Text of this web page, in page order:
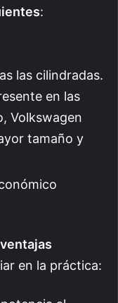
:
las cilindradas.
en las
Volkswagen
tamaño y
en la práctica: